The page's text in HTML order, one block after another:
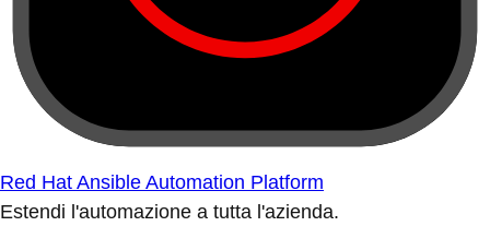
Red Hat Ansible Automation Platform
Estendi l'automazione a tutta l'azienda.